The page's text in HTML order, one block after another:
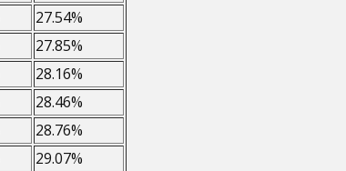
27.54%
27.85%
28.16%
28.46%
28.76%
29.07%